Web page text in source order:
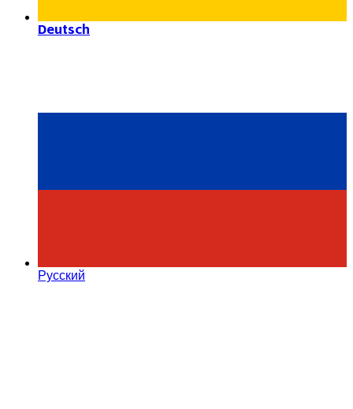
Deutsch
Русский